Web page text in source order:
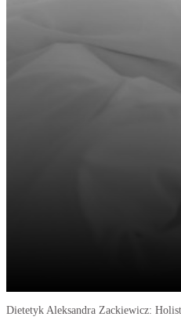
Dietetyk Aleksandra Zackiewicz: